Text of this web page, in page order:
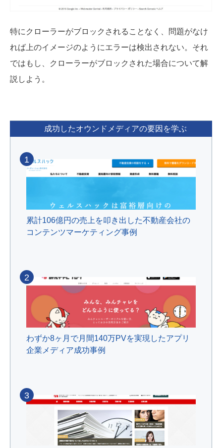
特にクローラーがブロックされることなく、問題がなけ
れば上のイメージのようにエラーは検出されない。それ
ではもし、クローラーがブロックされた場合について解
説しよう。
成功したオウンドメディアの要因を学ぶ
累計106億円の売上を叩き出した不動産会社の
コンテンツマーケティング事例
1
わずか8ヶ月で月間140万PVを実現したアプリ
企業メディア成功事例
2
3